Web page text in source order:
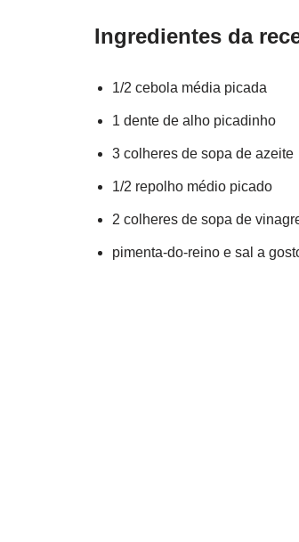
Ingredientes da
1/2 cebola média picada
1 dente de alho picadinho
3 colheres de sopa de azeite
1/2 repolho médio picado
2 colheres de sopa de
pimenta-do-reino e sal a